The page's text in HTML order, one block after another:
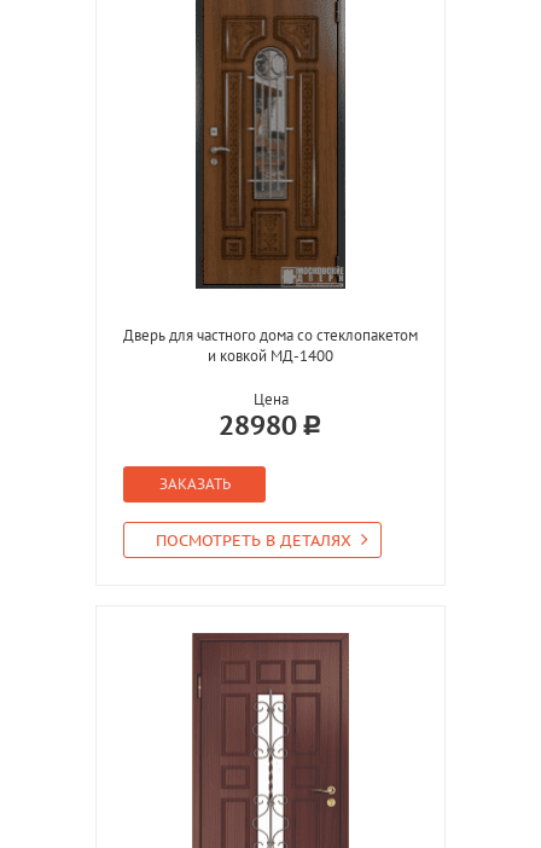
Дверь для частного дома со стеклопакетом
и ковкой МД-1400
Цена
28980
ЗАКАЗАТЬ
ПОСМОТРЕТЬ В ДЕТАЛЯХ